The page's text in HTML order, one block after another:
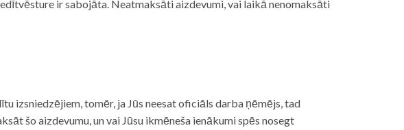
ir sabojāta. Neatmaksāti aizdevumi, vai laikā nenomaksāti
izsniedzējiem, tomēr, ja Jūs neesat oficiāls darba ņēmējs, tad
šo aizdevumu, un vai Jūsu ikmēneša ienākumi spēs nosegt